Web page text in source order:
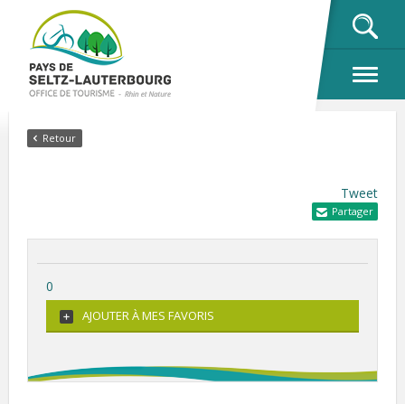
Retour
Tweet
Partager
0
AJOUTER À MES FAVORIS